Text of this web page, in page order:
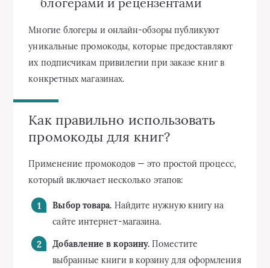
Многие блогеры и онлайн-обзоры публикуют
уникальные промокоды, которые предоставляют
их подписчикам привилегии при заказе книг в
конкретных магазинах.
Как правильно использовать
промокоды для книг?
Применение промокодов — это простой процесс,
который включает несколько этапов:
Выбор товара. Найдите нужную книгу на
сайте интернет-магазина.
Добавление в корзину. Поместите
выбранные книги в корзину для оформления